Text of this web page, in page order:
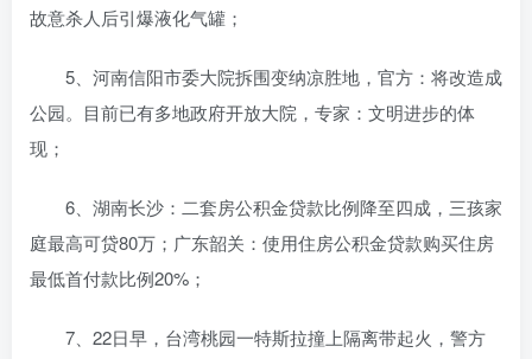
故意杀人后引爆液化气罐；
5、河南信阳市委大院拆围变纳凉胜地，官方：将改造成
公园。目前已有多地政府开放大院，专家：文明进步的体
现；
6、湖南长沙：二套房公积金贷款比例降至四成，三孩家
庭最高可贷80万；广东韶关：使用住房公积金贷款购买住房
最低首付款比例20%；
7、22日早，台湾桃园一特斯拉撞上隔离带起火，警方